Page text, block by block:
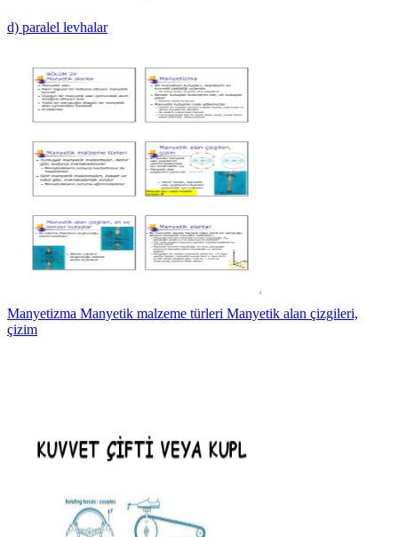
d) paralel levhalar
Manyetizma Manyetik malzeme türleri Manyetik alan çizgileri,
çizim